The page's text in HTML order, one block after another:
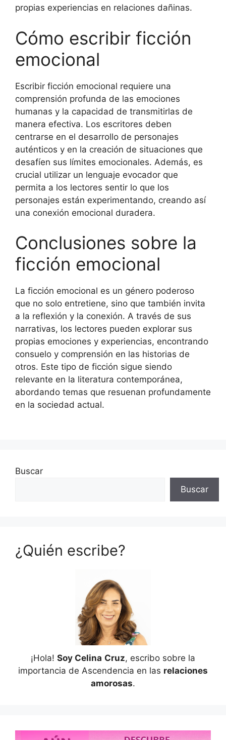
propias experiencias en relaciones dañinas.
Cómo escribir ficción
emocional
Escribir ficción emocional requiere una
comprensión profunda de las emociones
humanas y la capacidad de transmitirlas de
manera efectiva. Los escritores deben
centrarse en el desarrollo de personajes
auténticos y en la creación de situaciones que
desafíen sus límites emocionales. Además, es
crucial utilizar un lenguaje evocador que
permita a los lectores sentir lo que los
personajes están experimentando, creando así
una conexión emocional duradera.
Conclusiones sobre la
ficción emocional
La ficción emocional es un género poderoso
que no solo entretiene, sino que también invita
a la reflexión y la conexión. A través de sus
narrativas, los lectores pueden explorar sus
propias emociones y experiencias, encontrando
consuelo y comprensión en las historias de
otros. Este tipo de ficción sigue siendo
relevante en la literatura contemporánea,
abordando temas que resuenan profundamente
en la sociedad actual.
Buscar
Buscar
¿Quién escribe?
¡Hola! Soy Celina Cruz, escribo sobre la
importancia de Ascendencia en las relaciones
amorosas.